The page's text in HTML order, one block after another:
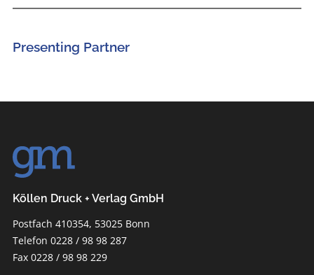
Presenting Partner
Köllen Druck + Verlag GmbH
Postfach 410354, 53025 Bonn
Telefon 0228 / 98 98 287
Fax 0228 / 98 98 229